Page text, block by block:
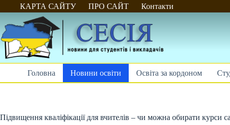
Перейти
до
КАРТА САЙТУ ПРО САЙТ Контакти
Головна Новини освіти Освіта за кордоном
Підвищення кваліфікації для вчителів – чи можна обирати курси